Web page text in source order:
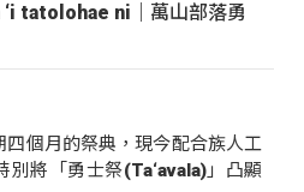
‘i tatolohae ni｜萬山部落勇
個月的祭典，現今配合族人工
別將「勇士祭(Ta‘avala)」凸顯